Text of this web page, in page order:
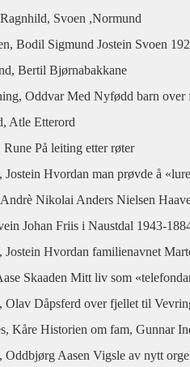
Svoen ,Normund
Bodil Sigmund Jostein Svoen
Bertil Bjørnabakkane
Oddvar Med Nyfødd barn over
Atle Etterord
På leiting etter røter
Jostein Hvordan man prøvde å
Nikolai Anders Nielsen
Johan Friis i Naustdal 1943-
Jostein Hvordan familienavnet
Skaaden Mitt liv som
Olav Dåpsferd over fjellet til
Kåre Historien om fam, Gunnar
Oddbjørg Aasen Vigsle av nytt